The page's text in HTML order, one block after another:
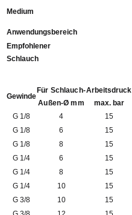
Medium
Anwendungsbereich
Empfohlener
Schlauch
Gewinde
Für Schlauch-
Außen-Ø mm
Arbeitsdruck
max. bar
G 1/8
4 15
G 1/8
6 15
G 1/8
8 15
G 1/4
6 15
G 1/4
8 15
G 1/4
10 15
G 3/8
10 15